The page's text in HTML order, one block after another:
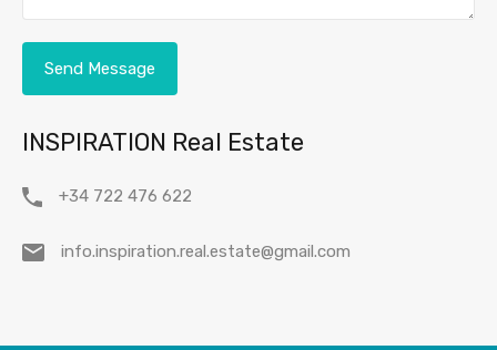
INSPIRATION Real Estate
+34 722 476 622
info.inspiration.real.estate@gmail.com